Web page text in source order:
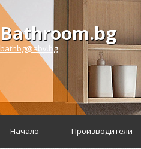
Bathroom.bg
bathbg@abv.bg
Начало Производители